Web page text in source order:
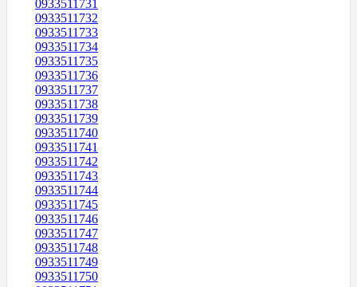
0933511731
0933511732
0933511733
0933511734
0933511735
0933511736
0933511737
0933511738
0933511739
0933511740
0933511741
0933511742
0933511743
0933511744
0933511745
0933511746
0933511747
0933511748
0933511749
0933511750